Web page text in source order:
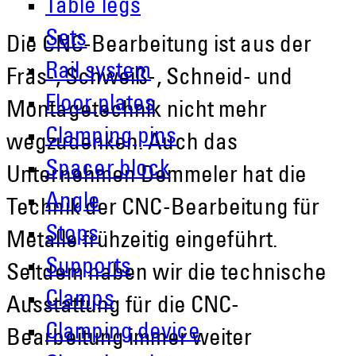
Table legs
Sets
Rail system
Floor plates
Clamping pins
Spacer block
Angle
Stops
Supports
Clamps
Clamping device
Die CNC-Bearbeitung ist aus der
Fräs-, Schweiß-, Schneid- und
Montagetechnik nicht mehr
wegzudenken. Auch das
Unternehmen Demmeler hat die
Technik der CNC-Bearbeitung für
Metalle frühzeitig eingeführt.
Seitdem haben wir die technische
Ausstattung für die CNC-
Bearbeitung immer weiter